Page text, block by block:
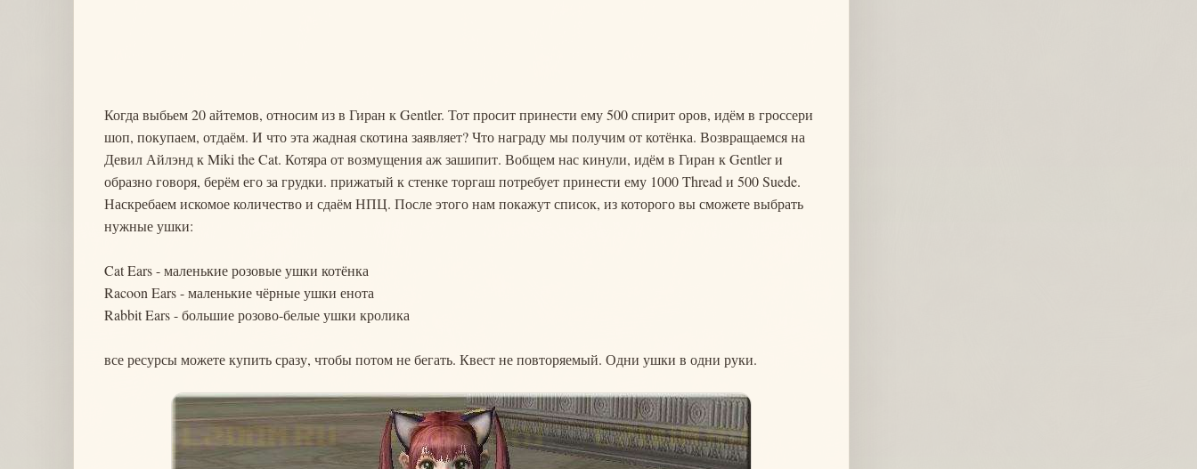
Когда выбьем 20 айтемов, относим из в Гиран к Gentler. Тот просит принести ему 500 спирит оров, идём в гроссери
шоп, покупаем, отдаём. И что эта жадная скотина заявляет? Что награду мы получим от котёнка. Возвращаемся на
Девил Айлэнд к Miki the Cat. Котяра от возмущения аж зашипит. Вобщем нас кинули, идём в Гиран к Gentler и
образно говоря, берём его за грудки. прижатый к стенке торгаш потребует принести ему 1000 Thread и 500 Suede.
Наскребаем искомое количество и сдаём НПЦ. После этого нам покажут список, из которого вы сможете выбрать
нужные ушки:
Cat Ears - маленькие розовые ушки котёнка
Racoon Ears - маленькие чёрные ушки енота
Rabbit Ears - большие розово-белые ушки кролика
все ресурсы можете купить сразу, чтобы потом не бегать. Квест не повторяемый. Одни ушки в одни руки.